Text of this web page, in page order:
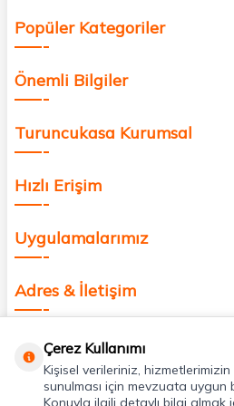
Popüler Kategoriler
Önemli Bilgiler
Turuncukasa Kurumsal
Hızlı Erişim
Uygulamalarımız
Adres & İletişim
Çerez Kullanımı
Kişisel verileriniz,
sunulması için mevzuata uygun
Konuyla ilgili detaylı bilgi almak